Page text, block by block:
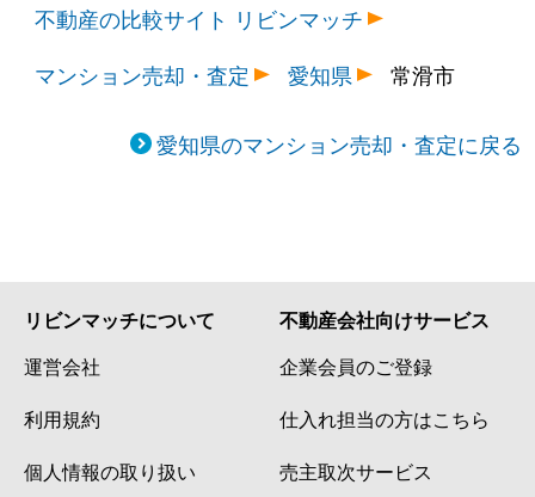
不動産の比較サイト リビンマッチ
マンション売却・査定
愛知県 常滑市
愛知県のマンション売却・査定に戻る
リビンマッチについて
運営会社
利用規約
個人情報の取り扱い
不動産会社向けサービス
企業会員のご登録
仕入れ担当の方はこちら
売主取次サービス